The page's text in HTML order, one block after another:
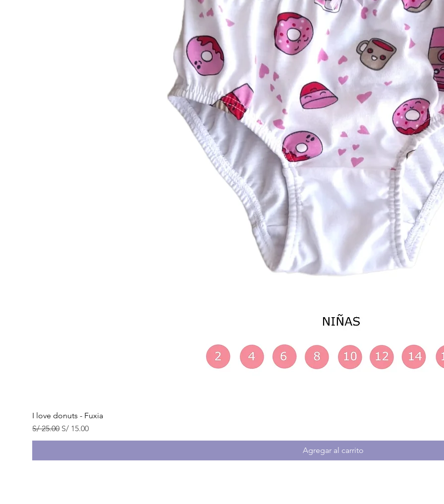
I love donuts - Fuxia
Precio
S/ 25.00 Precio de oferta
S/ 15.00
Agregar al carrito